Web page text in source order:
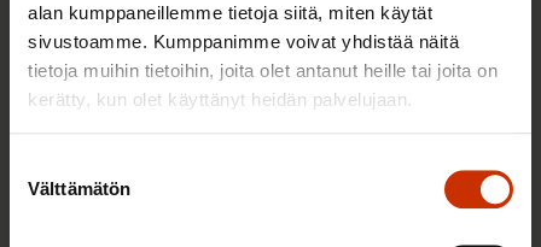
alan kumppaneillemme tietoja siitä, miten käytät
sivustoamme. Kumppanimme voivat yhdistää näitä
tietoja muihin tietoihin, joita olet antanut heille tai joita on
kerätty, kun olet käyttänyt heidän palvelujaan.
valinta
Välttämätön
2.6.2026 11:00